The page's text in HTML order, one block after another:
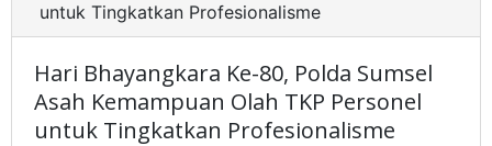
untuk Tingkatkan Profesionalisme
Hari Bhayangkara Ke-80, Polda Sumsel
Asah Kemampuan Olah TKP Personel
untuk Tingkatkan Profesionalisme